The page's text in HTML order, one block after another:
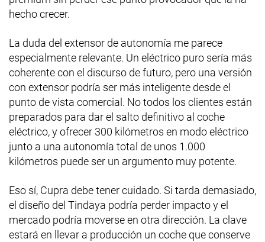
hecho crecer.
La duda del extensor de autonomía me parece
especialmente relevante. Un eléctrico puro sería más
coherente con el discurso de futuro, pero una versión
con extensor podría ser más inteligente desde el
punto de vista comercial. No todos los clientes están
preparados para dar el salto definitivo al coche
eléctrico, y ofrecer 300 kilómetros en modo eléctrico
junto a una autonomía total de unos 1.000
kilómetros puede ser un argumento muy potente.
Eso sí, Cupra debe tener cuidado. Si tarda demasiado,
el diseño del Tindaya podría perder impacto y el
mercado podría moverse en otra dirección. La clave
estará en llevar a producción un coche que conserve